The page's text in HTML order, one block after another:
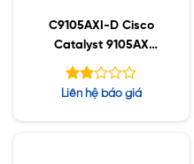
C9105AXI-D Cisco
Catalyst 9105AX
Series
Được
Liên hệ báo giá